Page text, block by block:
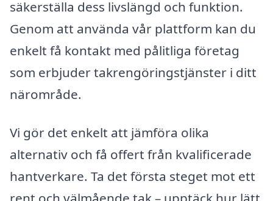
säkerställa dess livslängd och funktion.
Genom att använda vår plattform kan du
enkelt få kontakt med pålitliga företag
som erbjuder takrengöringstjänster i ditt
närområde.
Vi gör det enkelt att jämföra olika
alternativ och få offert från kvalificerade
hantverkare. Ta det första steget mot ett